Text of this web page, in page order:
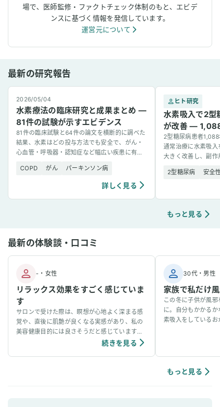
場で、医師監修・ファクトチェック体制のもと、エビデ
ンスに基づく情報を発信しています。
運営元について
最新の研究報告
2026/05/04
水素療法の臨床研究と成果まとめ —
81件の試験が示すエビデンス
81件の臨床試験と64件の論文を横断的に調べた
結果、水素はどの投与方法でも安全で、がん・
心血管・呼吸器・認知症など幅広い疾患に有望
COPD
がん パーキンソン病
詳しく見る
ヒト研究
水素吸入で2型
が改善 —
2型糖尿病患者
通常治療に水素吸
大きく改善し、副
2型糖尿病 安全
もっと見る
最新の体験談・口コミ
- ・ 女性
リラックス効果をすごく感じていま
す
サロンで受けた際は、瞑想が心地よく深まる感
覚や、直後に肌艶が良くなる実感があり、私の
美容健康目的には良さそうだと感じています。
個人の感想ではありますが、吸入中は、脳波が
続きを見る
30代・男性
家族で私だけ
この冬に子供が風
に。自分もかかる
素吸入をしている
もっと見る